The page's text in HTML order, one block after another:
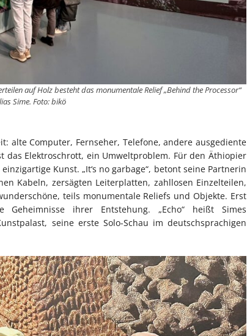
auf Holz besteht das monumentale Relief „Behind the Processor“
Sime. Foto: bikö
alte Computer, Fernseher, Telefone, andere ausgediente
das Elektroschrott, ein Umweltproblem. Für den Äthiopier
Kunst. „It‘s no garbage“, betont seine Partnerin
Kabeln, zersägten Leiterplatten, zahllosen Einzelteilen,
teils monumentale Reliefs und Objekte. Erst
ihrer Entstehung. „Echo“ heißt Simes
seine erste Solo-Schau im deutschsprachigen